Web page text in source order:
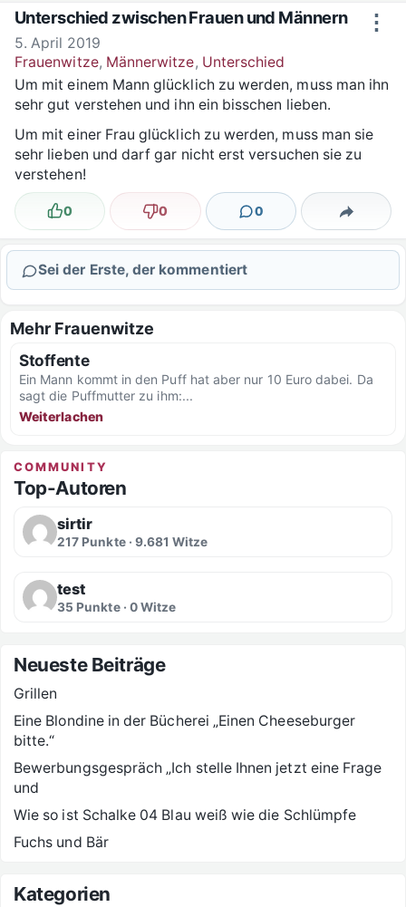
Zum Inhalt springen ⋮
Unterschied zwischen Frauen und Männern
5. April 2019
Frauenwitze, Männerwitze, Unterschied
Um mit einem Mann glücklich zu werden, muss man ihn
sehr gut verstehen und ihn ein bisschen lieben.
Um mit einer Frau glücklich zu werden, muss man sie
sehr lieben und darf gar nicht erst versuchen sie zu
verstehen!
Lustig
0 Nicht lustig
0 0
Kommentare Teilen
Sei der Erste, der kommentiert
Mehr Frauenwitze
Stoffente
Ein Mann kommt in den Puff hat aber nur 10 Euro dabei. Da
sagt die Puffmutter zu ihm:...
Weiterlachen
COMMUNITY
Top-Autoren
sirtir
217 Punkte · 9.681 Witze
test
35 Punkte · 0 Witze
Neueste Beiträge
Grillen
Eine Blondine in der Bücherei „Einen Cheeseburger
bitte.“
Bewerbungsgespräch „Ich stelle Ihnen jetzt eine Frage
und
Wie so ist Schalke 04 Blau weiß wie die Schlümpfe
Fuchs und Bär
Kategorien